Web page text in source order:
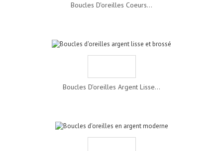
Boucles D'oreilles Coeurs...
Boucles D'oreilles Argent Lisse...